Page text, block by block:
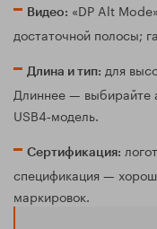
Видео: «DP Alt
достаточной полосы;
Длина и тип: для
Длиннее — выбирайте
USB4‑модель.
Сертификация:
спецификация —
маркировок.